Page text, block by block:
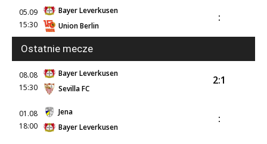
05.09
15:30
Bayer Leverkusen
Union Berlin
:
Ostatnie mecze
08.08
15:30
Bayer Leverkusen
Sevilla FC
2:1
01.08
18:00
Jena
Bayer Leverkusen
: